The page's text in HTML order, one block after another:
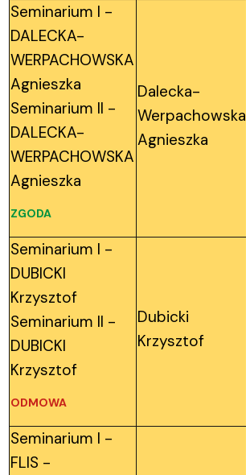
Seminarium I -
DALECKA-
WERPACHOWSKA
Agnieszka
Seminarium II -
DALECKA-
WERPACHOWSKA
Agnieszka
ZGODA
Dalecka-
Werpachowska
Agnieszka
Seminarium I -
DUBICKI
Krzysztof
Seminarium II -
DUBICKI
Krzysztof
ODMOWA
Dubicki
Krzysztof
Seminarium I -
FLIS -